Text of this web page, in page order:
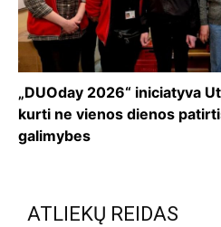
„DUOday 2026“ iniciatyva
kurti ne vienos dienos
galimybes
ATLIEKŲ REIDAS